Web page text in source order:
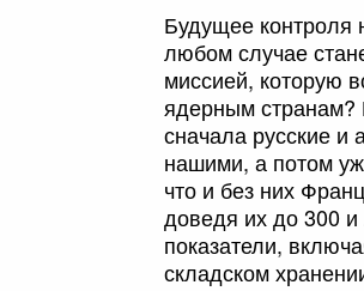
Будущее контроля
любом случае
миссией, которую
ядерным странам?
сначала русские и
нашими, а потом
что и без них
доведя их до 300
показатели,
складском